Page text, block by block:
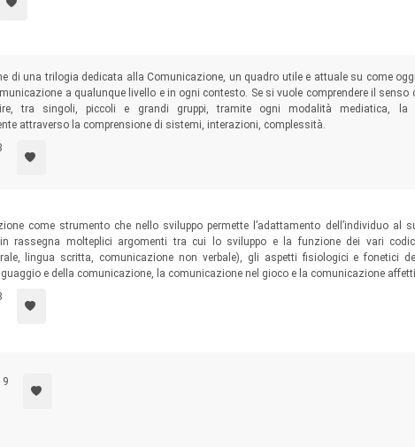
di una trilogia dedicata alla Comunicazione, un quadro utile e attuale su come
a qualunque livello e in ogni contesto. Se si vuole comprendere il senso
tra singoli, piccoli e grandi gruppi, tramite ogni modalità mediatica, la
attraverso la comprensione di sistemi, interazioni, complessità.
come strumento che nello sviluppo permette l’adattamento dell’individuo al
rassegna molteplici argomenti tra cui lo sviluppo e la funzione dei vari
lingua scritta, comunicazione non verbale), gli aspetti fisiologici e fonetici
e della comunicazione, la comunicazione nel gioco e la comunicazione